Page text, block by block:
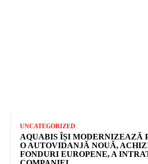
UNCATEGORIZED
AQUABIS ÎȘI MODERNIZEAZĂ
O AUTOVIDANJĂ NOUĂ,
FONDURI EUROPENE, A